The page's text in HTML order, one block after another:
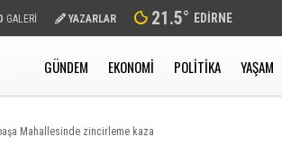
GALERİ YAZARLAR 21.5° EDIRNE
GÜNDEM EKONOMI POLITIKA YAŞAM
Mahallesinde zincirleme kaza